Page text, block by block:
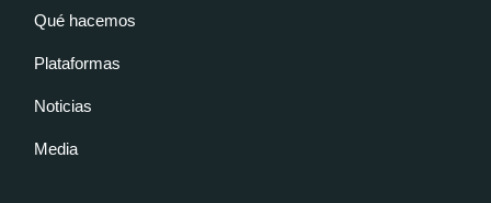
Qué hacemos
Plataformas
Noticias
Media